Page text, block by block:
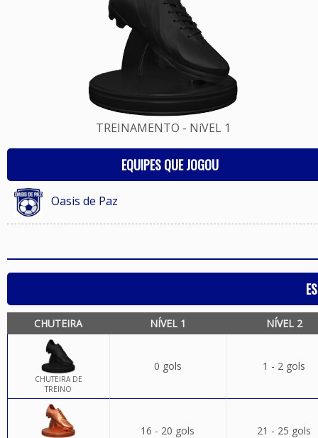
TREINAMENTO - NíVEL 1
EQUIPES QUE JOGOU
Oasis de Paz
CHUTEIRA NÍVEL 1 NÍVEL 2
CHUTEIRA DE
TREINO
0 gols 1 - 2 gols
16 - 20 gols 21 - 25 gols